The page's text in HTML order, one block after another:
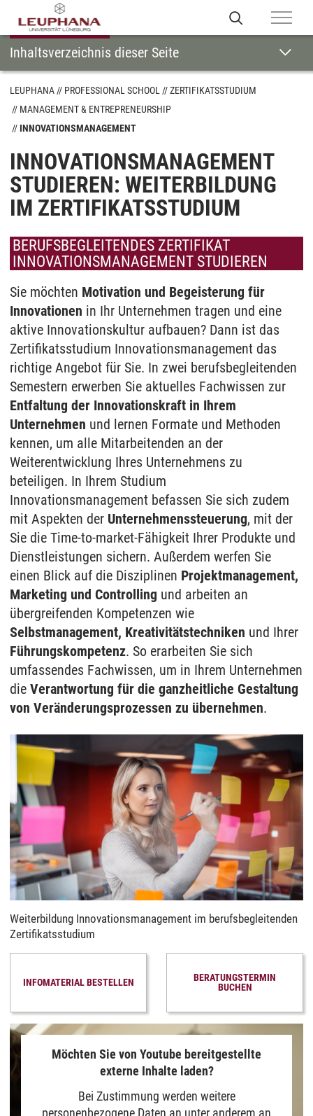
LEUPHANA PROFESSIONAL SCHOOL
ZERTIFIKATSSTUDIUM
MANAGEMENT & ENTREPRENEURSHIP
INNOVATIONSMANAGEMENT
INNOVATIONSMANAGEMENT
STUDIEREN: WEITERBILDUNG
IM ZERTIFIKATSSTUDIUM
BERUFSBEGLEITENDES ZERTIFIKAT
INNOVATIONSMANAGEMENT STUDIEREN
Sie möchten Motivation und Begeisterung für
Innovationen in Ihr Unternehmen tragen und eine
aktive Innovationskultur aufbauen? Dann ist das
Zertifikatsstudium Innovationsmanagement das
richtige Angebot für Sie. In zwei berufsbegleitenden
Semestern erwerben Sie aktuelles Fachwissen zur
Entfaltung der Innovationskraft in Ihrem
Unternehmen und lernen Formate und Methoden
kennen, um alle Mitarbeitenden an der
Weiterentwicklung Ihres Unternehmens zu
beteiligen. In Ihrem Studium
Innovationsmanagement befassen Sie sich zudem
mit Aspekten der Unternehmenssteuerung, mit der
Sie die Time-to-market-Fähigkeit Ihrer Produkte und
Dienstleistungen sichern. Außerdem werfen Sie
einen Blick auf die Disziplinen Projektmanagement,
Marketing und Controlling und arbeiten an
übergreifenden Kompetenzen wie
Selbstmanagement, Kreativitätstechniken und Ihrer
Führungskompetenz. So erarbeiten Sie sich
umfassendes Fachwissen, um in Ihrem Unternehmen
die Verantwortung für die ganzheitliche Gestaltung
von Veränderungsprozessen zu übernehmen.
Weiterbildung Innovationsmanagement im berufsbegleitenden
Zertifikatsstudium
INFOMATERIAL BESTELLEN
BERATUNGSTERMIN
BUCHEN
Möchten Sie von Youtube bereitgestellte
externe Inhalte laden?
Bei Zustimmung werden weitere
personenbezogene Daten an unter anderem an
Inhaltsverzeichnis dieser Seite